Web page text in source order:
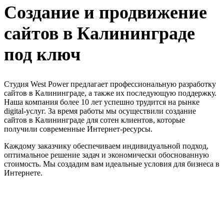
Создание и продвижение
сайтов в Калининграде
под ключ
Студия West Power предлагает профессиональную разработку
сайтов в Калининграде, а также их последующую поддержку.
Наша компания более 10 лет успешно трудится на рынке
digital-услуг. За время работы мы осуществили создание
сайтов в Калининграде для сотен клиентов, которые
получили современные Интернет-ресурсы.
Каждому заказчику обеспечиваем индивидуальной подход,
оптимальное решение задач и экономически обоснованную
стоимость. Мы создадим вам идеальные условия для бизнеса в
Интернете.